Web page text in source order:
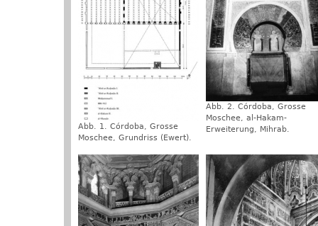
Abb. 1. Córdoba, Grosse
Moschee, Grundriss (Ewert).
Abb. 2. Córdoba, Grosse
Moschee, al-Hakam-
Erweiterung, Mihrab.